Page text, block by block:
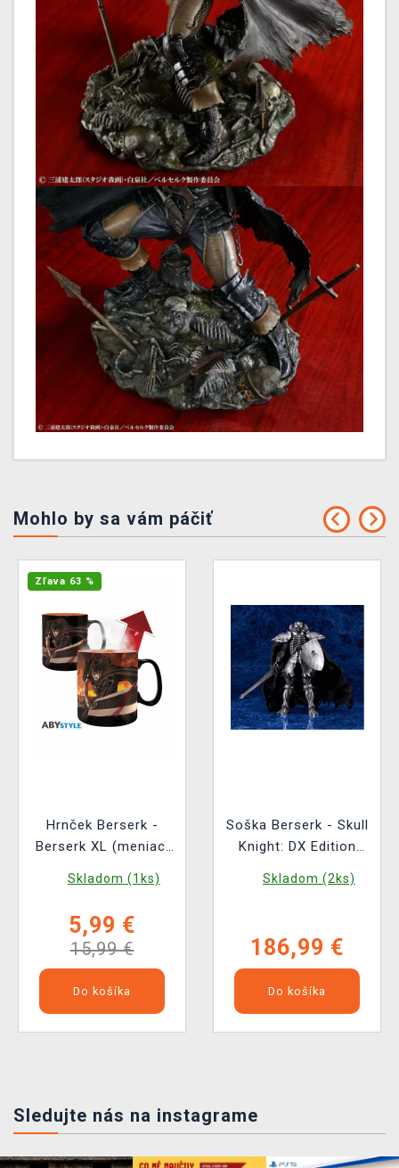
Mohlo by sa vám páčiť
Zľava 63 %
Hrnček Berserk -
Berserk XL (meniaci
Skladom (1ks)
5,99 €
15,99 €
Do košíka
Soška Berserk - Skull
Knight: DX Edition
Skladom (2ks)
186,99 €
Do košíka
Sledujte nás na instagrame